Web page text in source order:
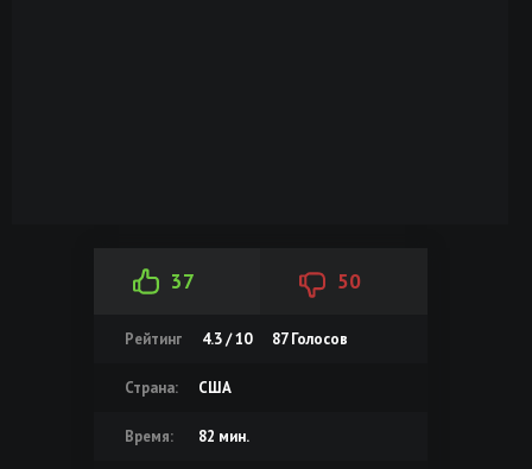
37 50
Рейтинг 4.3 / 10 87Голосов
Страна: США
Время: 82 мин.